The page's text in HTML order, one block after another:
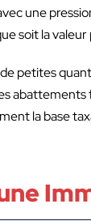
une
soit la
petites
la